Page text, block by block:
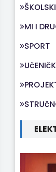
MI I
SPORT